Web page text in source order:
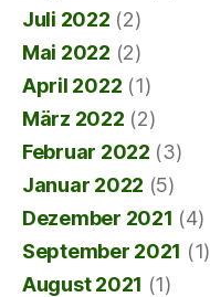
Juli 2022 (2)
Mai 2022 (2)
April 2022 (1)
März 2022 (2)
Februar 2022 (3)
Januar 2022 (5)
Dezember 2021 (4)
September 2021 (1)
August 2021 (1)